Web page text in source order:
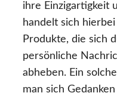
ihre Einzigartigkeit
handelt sich
Produkte, die sich
persönliche
abheben. Ein
man sich